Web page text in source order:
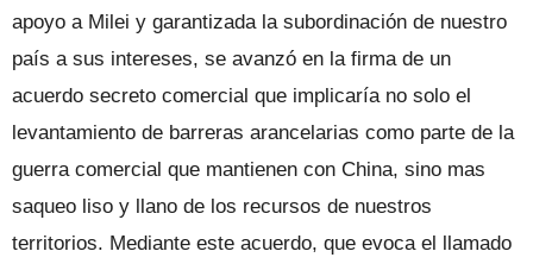
apoyo a Milei y garantizada la subordinación de nuestro
país a sus intereses, se avanzó en la firma de un
acuerdo secreto comercial que implicaría no solo el
levantamiento de barreras arancelarias como parte de la
guerra comercial que mantienen con China, sino mas
saqueo liso y llano de los recursos de nuestros
territorios. Mediante este acuerdo, que evoca el llamado